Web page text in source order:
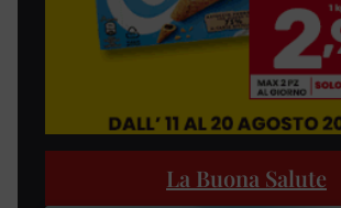
La Buona Salute